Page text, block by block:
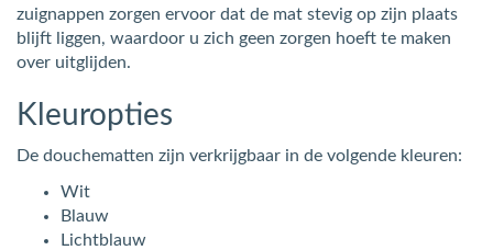
zuignappen zorgen ervoor dat de mat stevig op zijn plaats
blijft liggen, waardoor u zich geen zorgen hoeft te maken
over uitglijden.
Kleuropties
De douchematten zijn verkrijgbaar in de volgende kleuren:
Wit
Blauw
Lichtblauw